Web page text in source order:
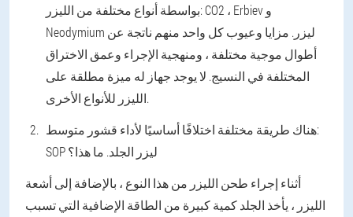
بواسطة أنواع مختلفة من الليزر: CO2 ، Erbiev و
Neodymium ليزر. مزايا وعيوب كل واحد منهم ناتجة عن
أطوال موجية مختلفة ، ومنهجية الإجراء وعمق الاختراق
المختلفة في النسيج. لا يوجد جهاز له ميزة مطلقة على
الليزر للأنواع الأخرى.
هناك طريقة مختلفة اختلافًا أساسيًا لأداء قشور متوسط:
SOP ليزر الجلد. ما هذا؟
أثناء إجراء طحن الليزر من هذا النوع ، بالإضافة إلى أشعة
الليزر ، يأخذ الجلد كمية كبيرة من الطاقة الإضافية التي تسبب